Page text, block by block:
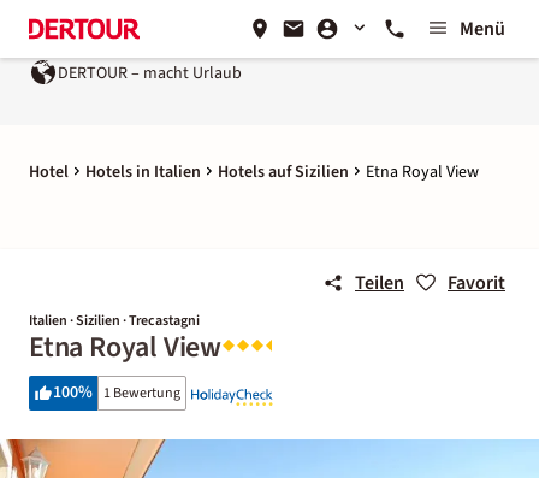
Menü
DERTOUR – macht Urlaub
Hotel Hotels in Italien Hotels auf Sizilien Etna Royal View
Teilen Favorit
Italien · Sizilien · Trecastagni
Etna Royal View
100% 1 Bewertung